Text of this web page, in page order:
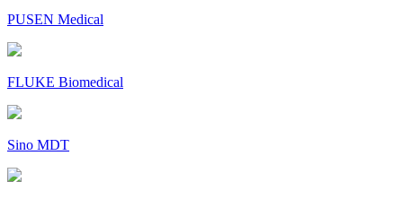
PUSEN Medical
FLUKE Biomedical
Sino MDT